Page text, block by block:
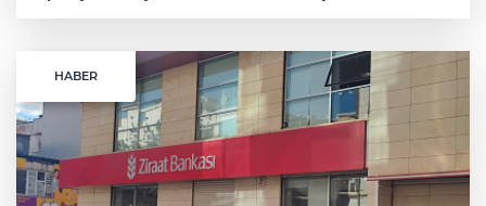
Beyazkuş, ambulansla Balıklıgöl Devlet Hastanesi'ne
kaldırıldı. Beyazkuş, müdahaleye rağmen kurtarılamadı.
Polis ekipleri, saldırı sonrası kaçan zanlının yakalanması
için çalışma başlattı.
HABER